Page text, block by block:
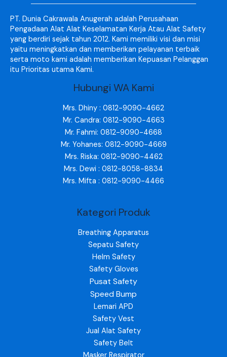
PT. Dunia Cakrawala Anugerah adalah Perusahaan
Pengadaan Alat Alat Keselamatan Kerja Atau Alat Safety
yang berdiri sejak tahun 2012. Kami memiliki visi dan misi
yaitu meningkatkan dan memberikan pelayanan terbaik
serta moto kami adalah memberikan Kepuasan Pelanggan
itu Prioritas utama Kami.
Hubungi WA Kami
Mrs. Dhiny : 0812-9090-4662
Mr. Candra: 0812-9090-4663
Mr. Fahmi: 0812-9090-4668
Mr. Yohanes: 0812-9090-4669
Mrs. Riska: 0812-9090-4462
Mrs. Dewi : 0812-8058-8834
Mrs. Mifta : 0812-9090-4466
Kategori Produk
Breathing Apparatus
Sepatu Safety
Helm Safety
Safety Gloves
Pusat Safety
Speed Bump
Lemari APD
Safety Vest
Jual Alat Safety
Safety Belt